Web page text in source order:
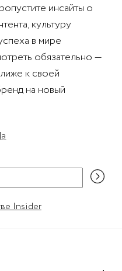
инсайты о
культуру
в мире
обязательно —
к своей
на новый
Insider